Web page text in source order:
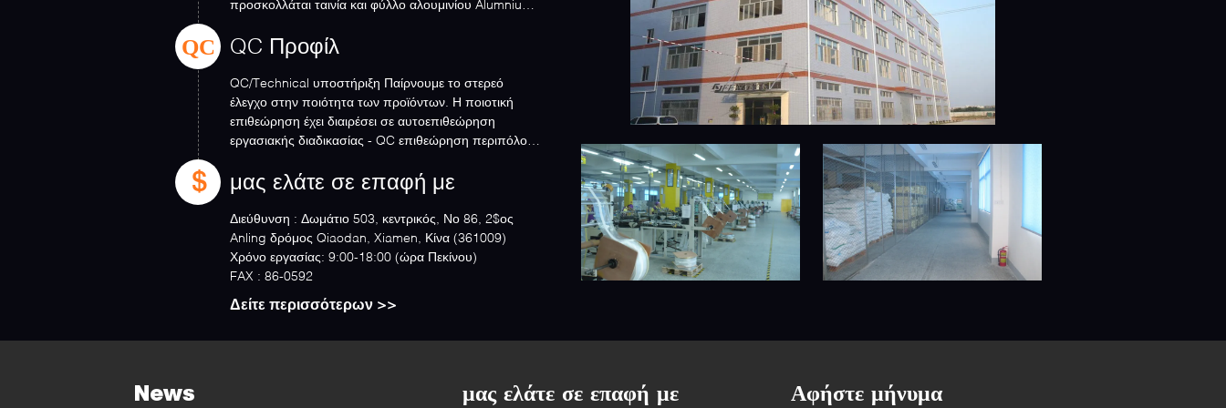
προσκολλάται ταινία και φύλλο αλουμινίου Alumnium.
QC QC Προφίλ
QC/Technical υποστήριξη Παίρνουμε το στερεό
έλεγχο στην ποιότητα των προϊόντων. Η ποιοτική
επιθεώρηση έχει διαιρέσει σε αυτοεπιθεώρηση
εργασιακής διαδικασίας - QC επιθεώρηση περιπόλου
μας ελάτε σε επαφή με
Διεύθυνση : Δωμάτιο 503, κεντρικός, Νο 86, 2$ος
Anling δρόμος Qiaodan, Xiamen, Κίνα (361009)
Χρόνο εργασίας: 9:00-18:00 (ώρα Πεκίνου)
FAX : 86-0592
Δείτε περισσότερων >>
News μας ελάτε σε επαφή με Αφήστε μήνυμα